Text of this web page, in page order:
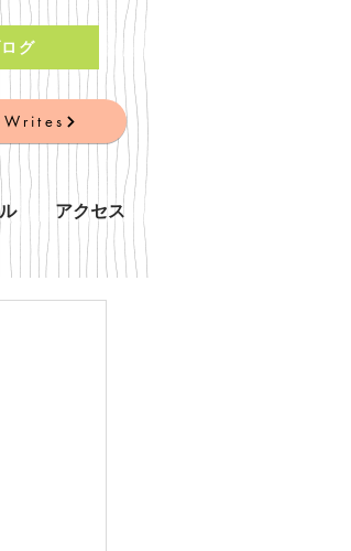
グ
Writes
アクセス